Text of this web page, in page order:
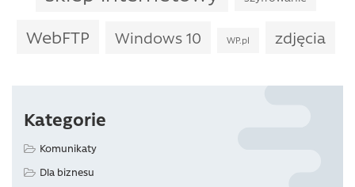
WebFTP Windows 10 WP.pl zdjęcia
Kategorie
Komunikaty
Dla biznesu